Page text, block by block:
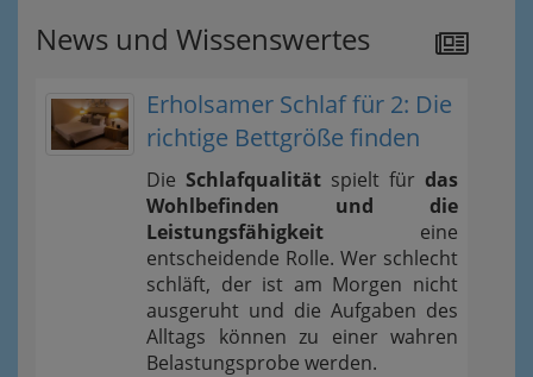
News und Wissenswertes
Erholsamer Schlaf für 2: Die
richtige Bettgröße finden
Die Schlafqualität spielt für das
Wohlbefinden und die
Leistungsfähigkeit eine
entscheidende Rolle. Wer schlecht
schläft, der ist am Morgen nicht
ausgeruht und die Aufgaben des
Alltags können zu einer wahren
Belastungsprobe werden.